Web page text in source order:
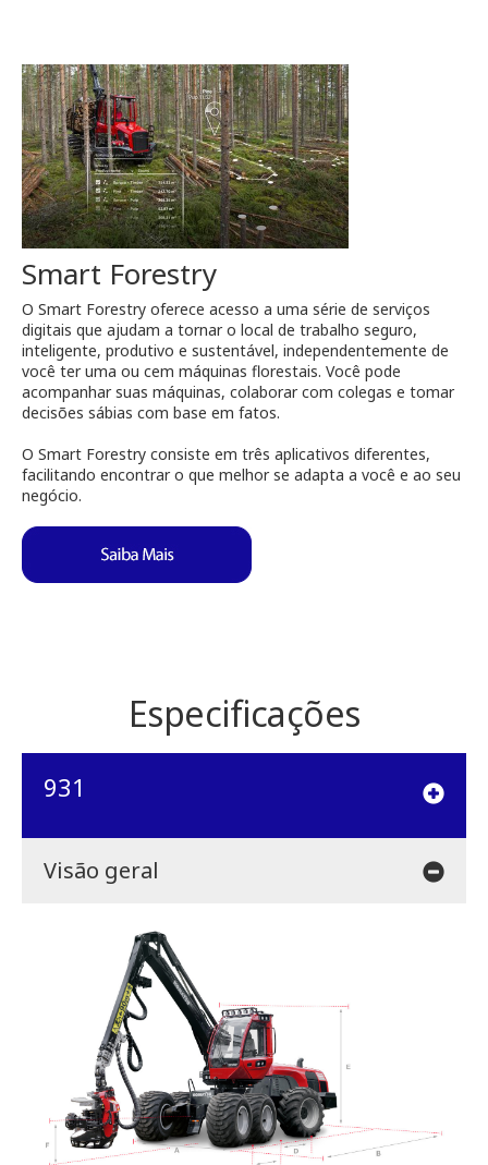
Smart Forestry
O Smart Forestry oferece acesso a uma série de serviços
digitais que ajudam a tornar o local de trabalho seguro,
inteligente, produtivo e sustentável, independentemente de
você ter uma ou cem máquinas florestais. Você pode
acompanhar suas máquinas, colaborar com colegas e tomar
decisões sábias com base em fatos.
O Smart Forestry consiste em três aplicativos diferentes,
facilitando encontrar o que melhor se adapta a você e ao seu
negócio.
Especificações
931
Visão geral